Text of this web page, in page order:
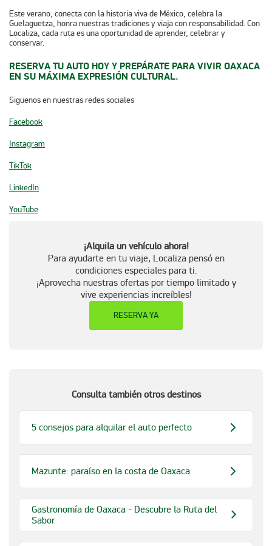
Este verano, conecta con la historia viva de México, celebra la
Guelaguetza, honra nuestras tradiciones y viaja con responsabilidad. Con
Localiza, cada ruta es una oportunidad de aprender, celebrar y
conservar.
RESERVA TU AUTO HOY Y PREPÁRATE PARA VIVIR OAXACA
EN SU MÁXIMA EXPRESIÓN CULTURAL.
Siguenos en nuestras redes sociales
Facebook
Instagram
TikTok
LinkedIn
YouTube
¡Alquila un vehículo ahora!
Para ayudarte en tu viaje, Localiza pensó en
condiciones especiales para ti.
¡Aprovecha nuestras ofertas por tiempo limitado y
vive experiencias increíbles!
RESERVA YA
Consulta también otros destinos
5 consejos para alquilar el auto perfecto
Mazunte: paraíso en la costa de Oaxaca
Gastronomía de Oaxaca - Descubre la Ruta del
Sabor